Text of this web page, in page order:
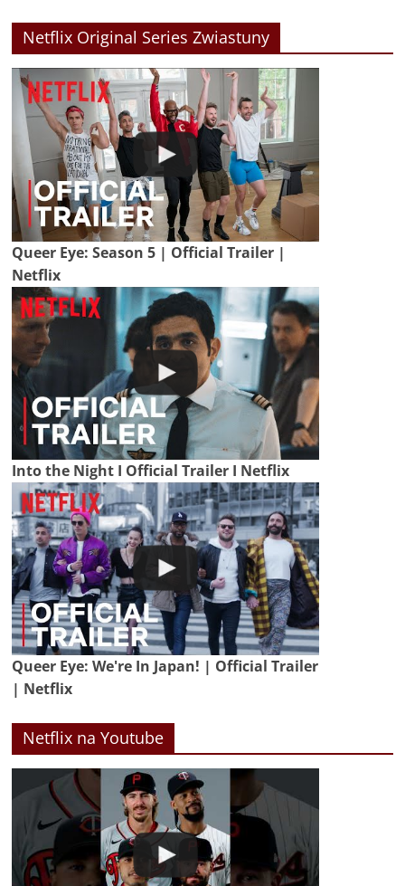
Netflix Original Series Zwiastuny
Queer Eye: Season 5 | Official Trailer |
Netflix
Into the Night I Official Trailer I Netflix
Queer Eye: We're In Japan! | Official Trailer
| Netflix
Netflix na Youtube